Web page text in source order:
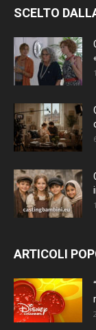
SCELTO
ARTICOLI